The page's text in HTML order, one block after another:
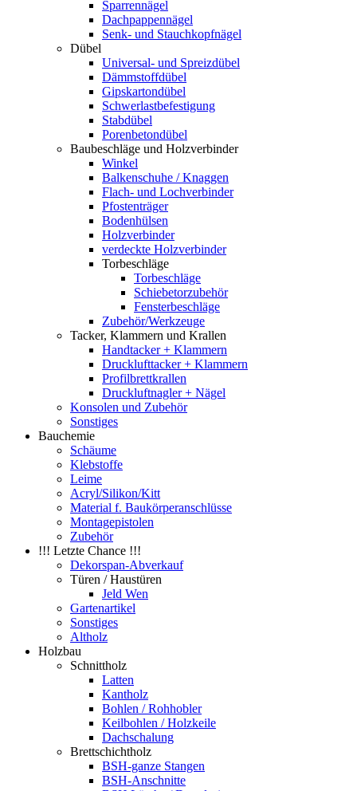
Sparrennägel
Dachpappennägel
Senk- und Stauchkopfnägel
Dübel
Universal- und Spreizdübel
Dämmstoffdübel
Gipskartondübel
Schwerlastbefestigung
Stabdübel
Porenbetondübel
Baubeschläge und Holzverbinder
Winkel
Balkenschuhe / Knaggen
Flach- und Lochverbinder
Pfostenträger
Bodenhülsen
Holzverbinder
verdeckte Holzverbinder
Torbeschläge
Torbeschläge
Schiebetorzubehör
Fensterbeschläge
Zubehör/Werkzeuge
Tacker, Klammern und Krallen
Handtacker + Klammern
Drucklufttacker + Klammern
Profilbrettkrallen
Druckluftnagler + Nägel
Konsolen und Zubehör
Sonstiges
Bauchemie
Schäume
Klebstoffe
Leime
Acryl/Silikon/Kitt
Material f. Baukörperanschlüsse
Montagepistolen
Zubehör
!!! Letzte Chance !!!
Dekorspan-Abverkauf
Türen / Haustüren
Jeld Wen
Gartenartikel
Sonstiges
Altholz
Holzbau
Schnittholz
Latten
Kantholz
Bohlen / Rohhobler
Keilbohlen / Holzkeile
Dachschalung
Brettschichtholz
BSH-ganze Stangen
BSH-Anschnitte